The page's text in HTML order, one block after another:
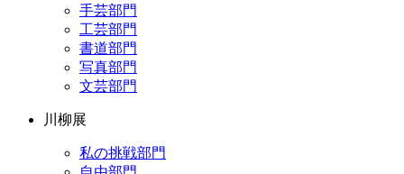
手芸部門
工芸部門
書道部門
写真部門
文芸部門
川柳展
私の挑戦部門